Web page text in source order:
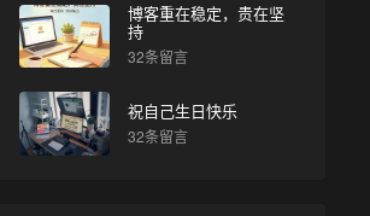
博客重在稳定，贵在坚
持
32条留言
祝自己生日快乐
32条留言